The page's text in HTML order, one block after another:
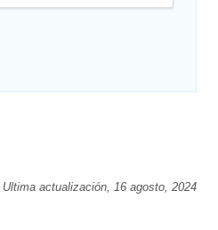
actualización, 16 agosto, 2024